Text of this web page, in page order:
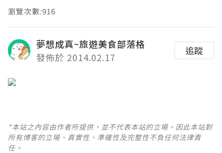
瀏覽次數:916
夢想成真~旅遊美食部落格
發佈於 2014.02.17
追蹤
*本站之內容由作者所提供，並不代表本站的立場。因此本站對
所有博客的立場、真實性、準確性及完整性不負任何法律責
任。